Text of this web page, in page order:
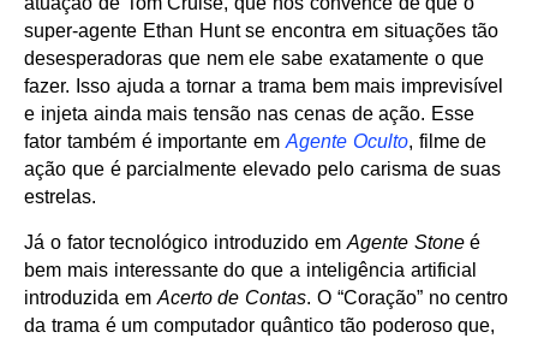
super-agente Ethan Hunt se encontra em situações tão
desesperadoras que nem ele sabe exatamente o que
fazer. Isso ajuda a tornar a trama bem mais imprevisível
e injeta ainda mais tensão nas cenas de ação. Esse
fator também é importante emAgente Oculto, filme de
ação que é parcialmente elevado pelo carisma de suas
estrelas.
Já o fator tecnológico introduzido em Agente Stoneé
bem mais interessante do que a inteligência artificial
introduzida em Acerto de Contas. O “Coração” no centro
da trama é um computador quântico tão poderoso que,